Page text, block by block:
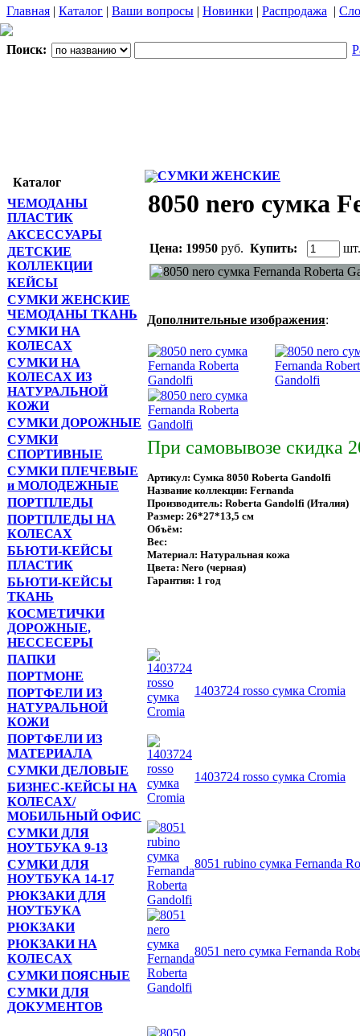
Главная | Каталог | Ваши вопросы | Новинки | Распродажа |
Поиск:
Каталог
ЧЕМОДАНЫ
ПЛАСТИК
АКСЕССУАРЫ
ДЕТСКИЕ
КОЛЛЕКЦИИ
КЕЙСЫ
СУМКИ ЖЕНСКИЕ
ЧЕМОДАНЫ ТКАНЬ
СУМКИ НА
КОЛЕСАХ
СУМКИ НА
КОЛЕСАХ ИЗ
НАТУРАЛЬНОЙ
КОЖИ
СУМКИ ДОРОЖНЫЕ
СУМКИ
СПОРТИВНЫЕ
СУМКИ ПЛЕЧЕВЫЕ
и МОЛОДЕЖНЫЕ
ПОРТПЛЕДЫ
ПОРТПЛЕДЫ НА
КОЛЕСАХ
БЬЮТИ-КЕЙСЫ
ПЛАСТИК
БЬЮТИ-КЕЙСЫ
ТКАНЬ
КОСМЕТИЧКИ
ДОРОЖНЫЕ,
НЕССЕСЕРЫ
ПАПКИ
ПОРТМОНЕ
ПОРТФЕЛИ ИЗ
НАТУРАЛЬНОЙ
КОЖИ
ПОРТФЕЛИ ИЗ
МАТЕРИАЛА
СУМКИ ДЕЛОВЫЕ
БИЗНЕС-КЕЙСЫ НА
КОЛЕСАХ/
МОБИЛЬНЫЙ ОФИС
СУМКИ ДЛЯ
НОУТБУКА 9-13
СУМКИ ДЛЯ
НОУТБУКА 14-17
РЮКЗАКИ ДЛЯ
НОУТБУКА
РЮКЗАКИ
РЮКЗАКИ НА
КОЛЕСАХ
СУМКИ ПОЯСНЫЕ
СУМКИ ДЛЯ
ДОКУМЕНТОВ
СУМКИ ЖЕНСКИЕ
8050 nero сумка
Цена: 19950 руб. Купить:
Дополнительные изображения:
При самовывозе скидка
Артикул: Сумка 8050 Roberta Gandolfi
Название коллекции: Fernanda
Производитель: Roberta Gandolfi (Италия)
Размер: 26*27*13,5 см
Объём:
Вес:
Материал: Натуральная кожа
Цвета: Nero (черная)
Гарантия: 1 год
1403724 rosso сумка Cromia
1403724 rosso сумка Cromia
8051 rubino сумка Fernanda
8051 nero сумка Fernanda